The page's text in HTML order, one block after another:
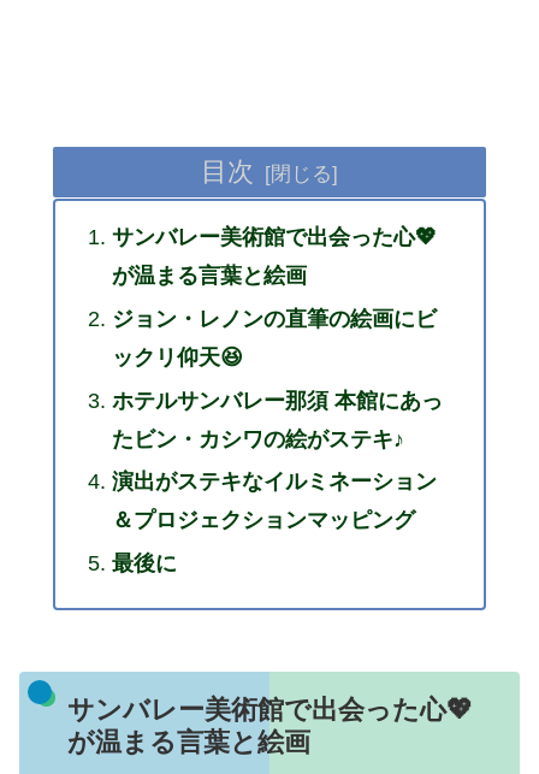
目次
サンバレー美術館で出会った心💖
が温まる言葉と絵画
ジョン・レノンの直筆の絵画にビ
ックリ仰天😆
ホテルサンバレー那須 本館にあっ
たビン・カシワの絵がステキ♪
演出がステキなイルミネーション
＆プロジェクションマッピング
最後に
サンバレー美術館で出会った心💖
が温まる言葉と絵画